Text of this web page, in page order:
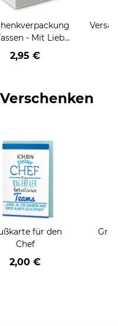
- Mit Liebe
geschenkt
2,95 €
für den
Chef
2,00 €